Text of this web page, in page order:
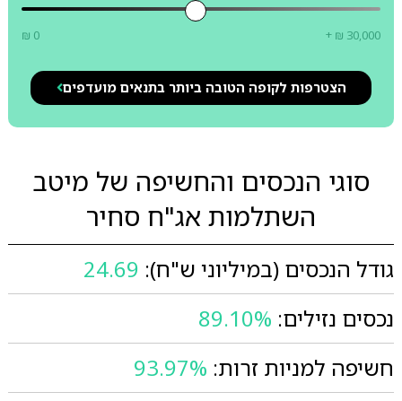
₪ 0 + ₪ 30,000
הצטרפות לקופה הטובה ביותר בתנאים מועדפים
סוגי הנכסים והחשיפה של מיטב
השתלמות אג"ח סחיר
גודל הנכסים (במיליוני ש"ח): 24.69
נכסים נזילים: 89.10%
חשיפה למניות זרות: 93.97%